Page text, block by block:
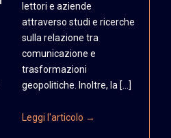
lettori e aziende
attraverso studi e ricerche
sulla relazione tra
comunicazione e
trasformazioni
geopolitiche. Inoltre, la […]
Leggi l'articolo →